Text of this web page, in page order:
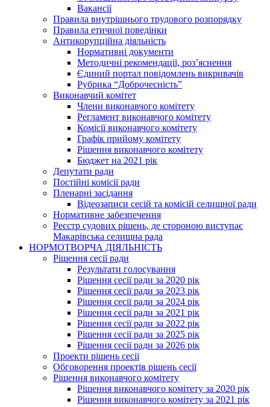
Вакансії
Правила внутрішнього трудового розпорядку
Правила етичної поведінки
Антикорупційна діяльність
Нормативні документи
Методичні рекомендації, роз’яснення
Єдиний портал повідомлень викривачів
Рубрика “Доброчесність”
Виконавчий комітет
Члени виконавчого комітету
Регламент виконавчого комітету
Комісії виконавчого комітету
Графік прийому комітету
Рішення виконавчого комітету
Бюджет на 2021 рік
Депутати ради
Постійні комісії ради
Пленарні засідання
Відеозаписи сесій та комісій селищної ради
Нормативне забезпечення
Реєстр судових рішень, де стороною виступає
Макарівська селищна рада
НОРМОТВОРЧА ДІЯЛЬНІСТЬ
Рішення сесії ради
Результати голосування
Рішення сесії ради за 2020 рік
Рішення сесії ради за 2023 рік
Рішення сесії ради за 2024 рік
Рішення сесії ради за 2021 рік
Рішення сесії ради за 2022 рік
Рішення сесії ради за 2025 рік
Рішення сесії ради за 2026 рік
Проекти рішень сесії
Обговорення проектів рішень сесії
Рішення виконавчого комітету
Рішення виконавчого комітету за 2020 рік
Рішення виконавчого комітету за 2021 рік